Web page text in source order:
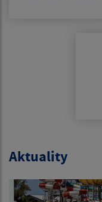
Aktuality